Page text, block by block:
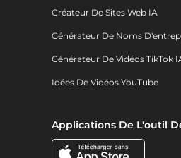
Créateur De Sites Web IA
Générateur De Noms
Générateur De Vidéos TikTok
Idées De Vidéos YouTube
Applications De L'outil